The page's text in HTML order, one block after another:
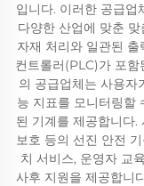
입니다. 이러한 공급업
다양한 산업에 맞춘
자재 처리와 일관된
컨트롤러(PLC)가 포
의 공급업체는 사용자
능 지표를 모니터링할
된 기계를 제공합니다
보호 등의 선진 안전
치 서비스, 운영자 교
사후 지원을 제공합니